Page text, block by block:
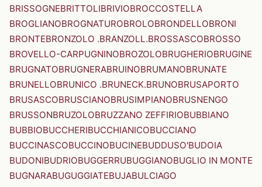
BRISSOGNEBRITTOLIBRIVIOBROCCOSTELLA
BROGLIANOBROGNATUROBROLOBRONDELLOBRONI
BRONTEBRONZOLO .BRANZOLL.BROSSASCOBROSSO
BROVELLO-CARPUGNINOBROZOLOBRUGHERIOBRUGINE
BRUGNATOBRUGNERABRUINOBRUMANOBRUNATE
BRUNELLOBRUNICO .BRUNECK.BRUNOBRUSAPORTO
BRUSASCOBRUSCIANOBRUSIMPIANOBRUSNENGO
BRUSSONBRUZOLOBRUZZANO ZEFFIRIOBUBBIANO
BUBBIOBUCCHERIBUCCHIANICOBUCCIANO
BUCCINASCOBUCCINOBUCINEBUDDUSO'BUDOIA
BUDONIBUDRIOBUGGERRUBUGGIANOBUGLIO IN MONTE
BUGNARABUGUGGIATEBUJABULCIAGO